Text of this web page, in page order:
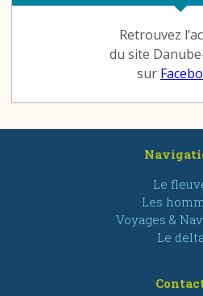
Retrouvez
du site
sur
Le
Les
Voyages &
Le